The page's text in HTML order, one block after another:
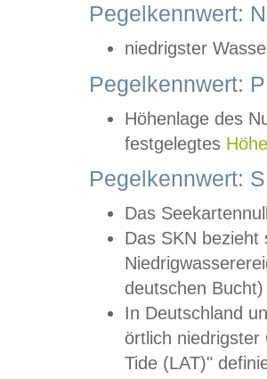
Pegelkennwert:
niedrigster
Pegelkennwert:
Höhenlage des
festgelegtes
Pegelkennwert:
Das
Das SKN
deutschen
In Deutschland
örtlich
Tide (LAT)"